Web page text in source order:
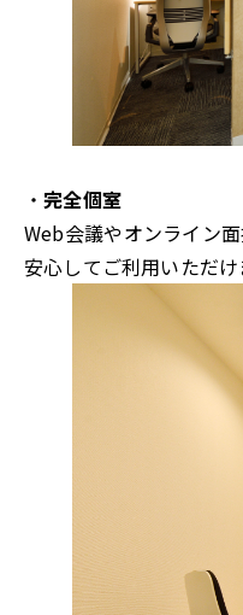
・完全個室
Web会議やオンライン
安心してご利用いただけ